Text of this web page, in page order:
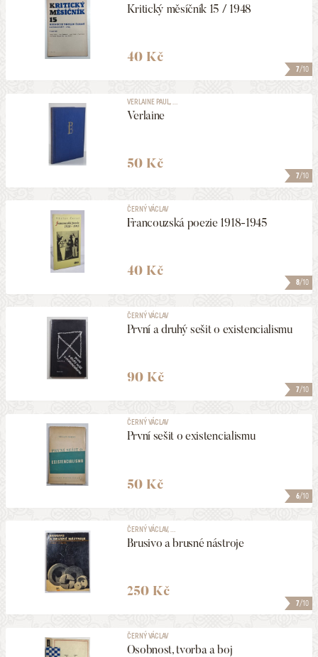
7/10
Kritický měsíčník 15 / 1948
40 Kč
7/10
VERLAINE PAUL, ...
Verlaine
50 Kč
8/10
ČERNÝ VÁCLAV
Francouzská poezie 1918-1945
40 Kč
7/10
ČERNÝ VÁCLAV
První a druhý sešit o existencialismu
90 Kč
6/10
ČERNÝ VÁCLAV
První sešit o existencialismu
50 Kč
7/10
ČERNÝ VÁCLAV, ...
Brusivo a brusné nástroje
250 Kč
ČERNÝ VÁCLAV
Osobnost, tvorba a boj